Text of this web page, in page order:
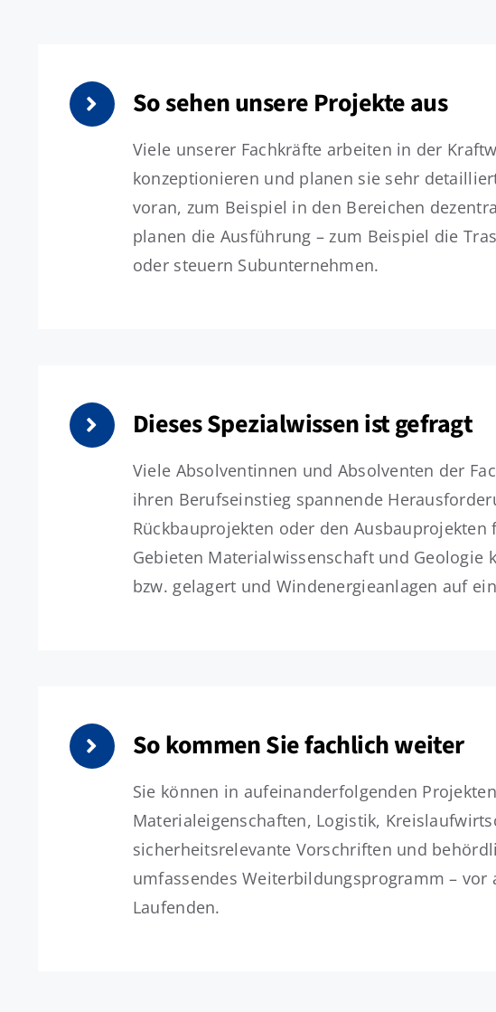
So sehen unsere Projekte aus
Viele unserer Fachkräfte arbeiten in der
konzeptionieren und planen sie sehr
voran, zum Beispiel in den Bereichen
planen die Ausführung – zum Beispiel die
oder steuern Subunternehmen.
Dieses Spezialwissen ist gefragt
Viele Absolventinnen und Absolventen der
ihren Berufseinstieg spannende
Rückbauprojekten oder den
Gebieten Materialwissenschaft und
bzw. gelagert und Windenergieanlagen auf
So kommen Sie fachlich weiter
Sie können in aufeinanderfolgenden
Materialeigenschaften, Logistik,
sicherheitsrelevante Vorschriften und
umfassendes Weiterbildungsprogramm –
Laufenden.